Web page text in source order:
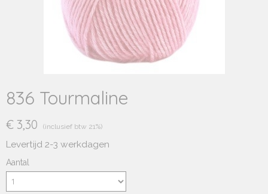
836 Tourmaline
€ 3,30 (inclusief btw 21%)
Levertijd 2-3 werkdagen
Aantal